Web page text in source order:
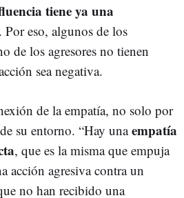
tiene ya una
Por eso, algunos de los
de los agresores no tienen
sea negativa.
de la empatía, no solo por
su entorno. “Hay unaempatía
, que es la misma que empuja
acción agresiva contra un
no han recibido una